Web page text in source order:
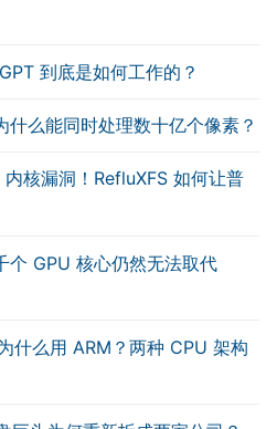
到底是如何工作的？
么能同时处理数十亿个像素？
核漏洞！RefluXFS 如何让普
个 GPU 核心仍然无法取代
什么用 ARM？两种 CPU 架构